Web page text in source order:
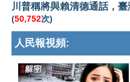
川普稱將與賴清德通話，
(50,752次)
人民報視頻: